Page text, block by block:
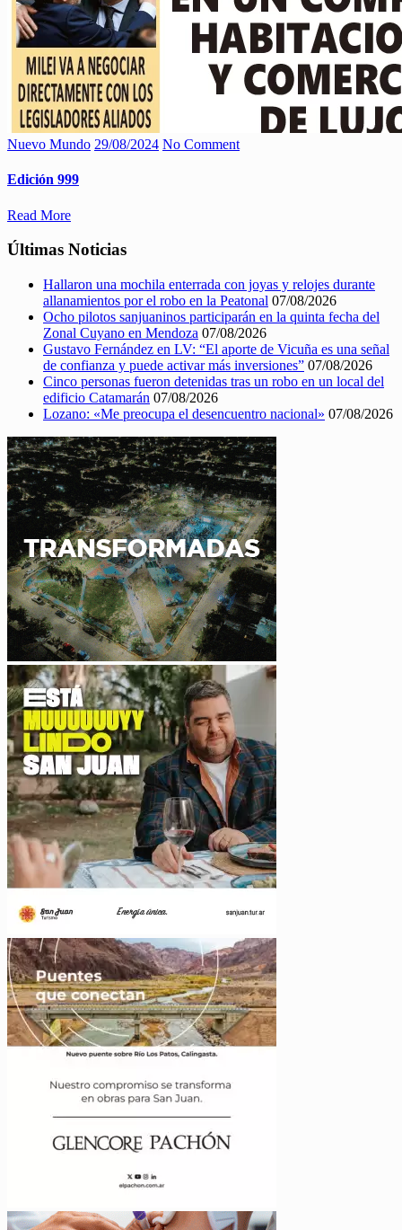
Nuevo Mundo 29/08/2024 No Comment
Edición 999
Read More
Últimas Noticias
Hallaron una mochila enterrada con joyas y relojes durante
allanamientos por el robo en la Peatonal 07/08/2026
Ocho pilotos sanjuaninos participarán en la quinta fecha del
Zonal Cuyano en Mendoza 07/08/2026
Gustavo Fernández en LV: “El aporte de Vicuña es una señal
de confianza y puede activar más inversiones” 07/08/2026
Cinco personas fueron detenidas tras un robo en un local del
edificio Catamarán 07/08/2026
Lozano: «Me preocupa el desencuentro nacional» 07/08/2026